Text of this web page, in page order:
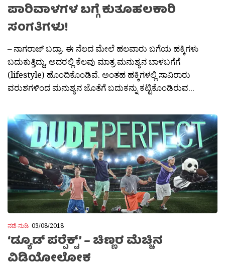
ಪಾರಿವಾಳಗಳ ಬಗ್ಗೆ ಕುತೂಹಲಕಾರಿ
ಸಂಗತಿಗಳು!
– ನಾಗರಾಜ್ ಬದ್ರಾ. ಈ ನೆಲದ ಮೇಲೆ ಹಲವಾರು ಬಗೆಯ ಹಕ್ಕಿಗಳು
ಬದುಕುತ್ತಿದ್ದು, ಅದರಲ್ಲಿ ಕೆಲವು ಮಾತ್ರ ಮನುಶ್ಯನ ಬಾಳಬಗೆಗೆ
(lifestyle) ಹೊಂದಿಕೊಂಡಿವೆ. ಅಂತಹ ಹಕ್ಕಿಗಳಲ್ಲಿ ಸಾವಿರಾರು
ವರುಶಗಳಿಂದ ಮನುಶ್ಯನ ಜೊತೆಗೆ ಬದುಕನ್ನು ಕಟ್ಟಿಕೊಂಡಿರುವ...
ನಡೆ-ನುಡಿ 03/08/2018
‘ಡ್ಯೂಡ್ ಪರ‍್ಪೆಕ್ಟ್’ – ಚಿಣ್ಣರ ಮೆಚ್ಚಿನ
ವಿಡಿಯೋಲೋಕ